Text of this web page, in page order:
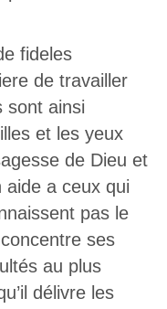
fideles
de travailler
sont ainsi
et les yeux
de Dieu et
a ceux qui
pas le
ses
au plus
délivre les